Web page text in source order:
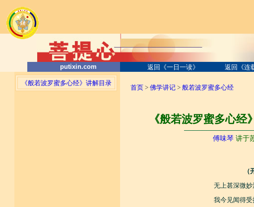
putixin.com 返回《一日一读》 返回《连
《般若波罗蜜多心经》讲解目录
首页 > 佛学讲记 > 般若波罗蜜多心经
《般若波罗蜜多心经
傅味琴 讲于
（
无上甚深微
我今见闻得受